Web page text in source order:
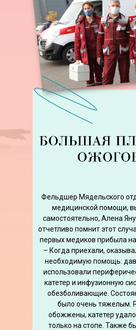
Фельдшер Мядельского
медицинской помощи,
самостоятельно, Алена
отчетливо помнит этот
первых медиков прибыла
– Когда приехали,
необходимую помощь:
использовали
катетер и инфузионную
обезболивающие.
было очень тяжелым.
обожжены, катетер
только на стопе. Также